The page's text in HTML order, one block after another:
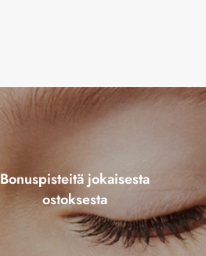
Bonuspisteitä jokaisesta
ostoksesta